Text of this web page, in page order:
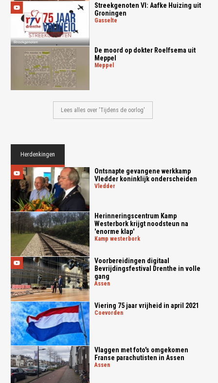
Streekgenoten VI: Aafke Huizing uit
Groningen
gasselte
De moord op dokter Roelfsema uit
Meppel
meppel
Lees alles over 'Tijdens de oorlog'
Herdenkingen
Ontsnapte gevangene werkkamp
Vledder koninklijk onderscheiden
vledder
Herinneringscentrum Kamp
Westerbork krijgt noodsteun na
'enorme klap'
kamp westerbork
Voorbereidingen digitaal
Bevrijdingsfestival Drenthe in volle
gang
assen
Viering 75 jaar vrijheid in april 2021
coevorden
Vlaggen met foto's omgekomen
Franse parachutisten in Assen
assen